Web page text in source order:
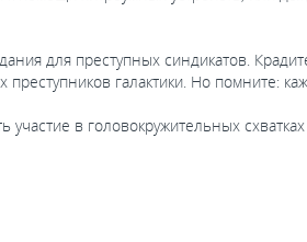
для преступных синдикатов.
галактики. Но помните:
в головокружительных